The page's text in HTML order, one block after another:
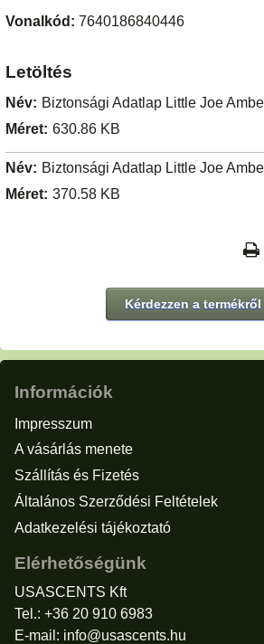
Vonalkód: 7640186840446
Letöltés
Név: Biztonsági Adatlap Little Joe
Méret: 630.86 KB
Név: Biztonsági Adatlap Little Joe
Méret: 370.58 KB
Kérdezzen a termékről
Információk
Impresszum
A vásárlás menete
Szállítás és Fizetés
Általános Szerződési Feltételek
Adatkezelési tájékoztató
Elérhetőségünk
USASCENTS Kft
Tel.: +36 20 910 6983
E-mail: info@usascents.hu